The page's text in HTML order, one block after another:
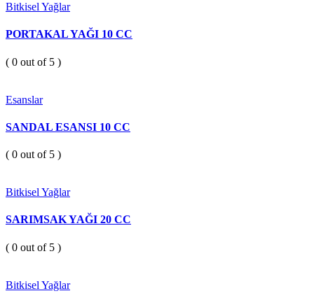
Bitkisel Yağlar
PORTAKAL YAĞI 10 CC
( 0 out of 5 )
Esanslar
SANDAL ESANSI 10 CC
( 0 out of 5 )
Bitkisel Yağlar
SARIMSAK YAĞI 20 CC
( 0 out of 5 )
Bitkisel Yağlar